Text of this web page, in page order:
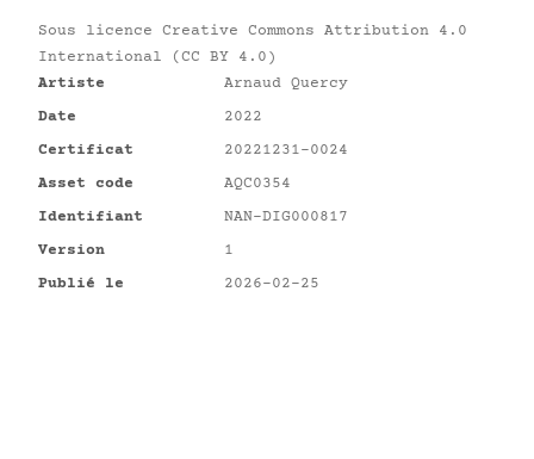
Sous licence Creative Commons Attribution 4.0
International (CC BY 4.0)
Artiste
Arnaud Quercy
Date
2022
Certificat
20221231-0024
Asset code
AQC0354
Identifiant
NAN-DIG000817
Version
1
Publié le
2026-02-25